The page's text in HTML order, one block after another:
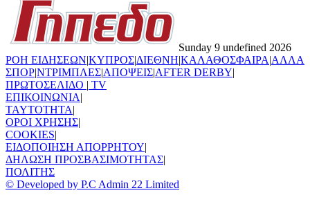
Sunday 9 undefined 2026
ΡΟΗ ΕΙΔΗΣΕΩΝ|ΚΥΠΡΟΣ|ΔΙΕΘΝΗ|ΚΑΛΑΘΟΣΦΑΙΡΑ|ΑΛΛΑ
ΣΠΟΡ|ΝΤΡΙΜΠΛΕΣ|ΑΠΟΨΕΙΣ|AFTER DERBY|
ΠΡΩΤΟΣΕΛΙΔΟ | TV
ΕΠΙΚΟΙΝΩΝΙΑ|
TAYTOTHTA|
ΟΡΟΙ ΧΡΗΣΗΣ|
COOKIES|
ΕΙΔΟΠΟΙΗΣΗ ΑΠΟΡΡΗΤΟΥ|
ΔΗΛΩΣΗ ΠΡΟΣΒΑΣΙΜΟΤΗΤΑΣ|
ΠΟΛΙΤΗΣ
© Developed by P.C Admin 22 Limited